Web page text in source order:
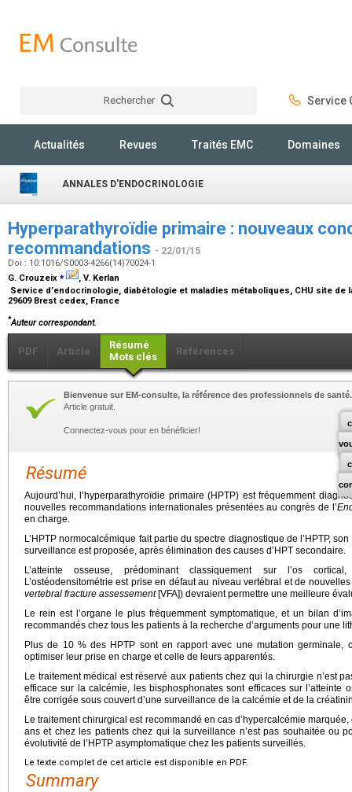
Rechercher Service
Actualités Revues Traités EMC Domaines
ANNALES D'ENDOCRINOLOGIE
Hyperparathyroïdie primaire : nouveaux
recommandations - 22/01/15
Doi : 10.1016/S0003-4266(14)70024-1
G. Crouzeix ⁎
, V. Kerlan
Service d’endocrinologie, diabétologie et maladies métaboliques, CHU site de
29609 Brest cedex, France
*Auteur correspondant.
PDF Article
Résumé
Mots clés
Références
Bienvenue sur EM-consulte, la référence des professionnels de santé.
Article gratuit.
Connectez-vous pour en bénéficier!
Résumé
Aujourd’hui, l’hyperparathyroïdie primaire (HPTP) est fréquemment
nouvelles recommandations internationales présentées au congrès de l’
en charge.
L’HPTP normocalcémique fait partie du spectre diagnostique de l’HPTP,
surveillance est proposée, après élimination des causes d’HPT secondaire.
L’atteinte osseuse, prédominant classiquement sur l’os
L’ostéodensitométrie est prise en défaut au niveau vertébral et de
vertebral fracture assessement[VFA]) devraient permettre une meilleure
Le rein est l’organe le plus fréquemment symptomatique, et un bilan
recommandés chez tous les patients à la recherche d’arguments pour une
Plus de 10 % des HPTP sont en rapport avec une mutation germinale,
optimiser leur prise en charge et celle de leurs apparentés.
Le traitement médical est réservé aux patients chez qui la chirurgie n’est
efficace sur la calcémie, les bisphosphonates sont efficaces sur l’atteinte
être corrigée sous couvert d’une surveillance de la calcémie et de la
Le traitement chirurgical est recommandé en cas d’hypercalcémie
ans et chez les patients chez qui la surveillance n’est pas souhaitée ou
évolutivité de l’HPTP asymptomatique chez les patients surveillés.
Le texte complet de cet article est disponible en PDF.
Summary